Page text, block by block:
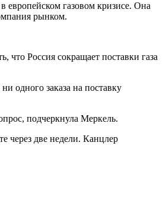
газовом кризисе. Она
рынком.
что Россия сокращает поставки газа
одного заказа на поставку
подчеркнула Меркель.
через две недели. Канцлер